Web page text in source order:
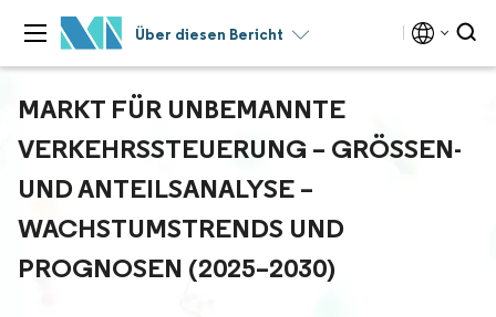
Über diesen Bericht
MARKT FÜR UNBEMANNTE
VERKEHRSSTEUERUNG – GRÖSSEN- U
ND ANTEILSANALYSE – W
ACHSTUMSTRENDS UND P
ROGNOSEN (2025–2030)